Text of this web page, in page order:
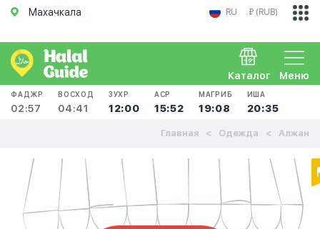
Махачкала RU ₽ (RUB)
Меню
Каталог
ФАДЖР
02:57
ВОСХОД
04:41
ЗУХР
12:00
АСР
15:52
МАГРИБ
19:08
ИША
20:35
Главная Одежда Алжан